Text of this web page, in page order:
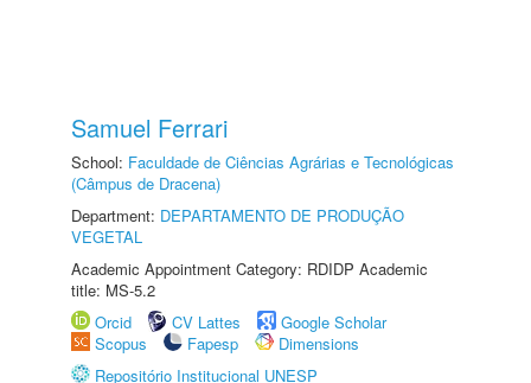
Samuel Ferrari
School: Faculdade de Ciências Agrárias e Tecnológicas
(Câmpus de Dracena)
Department: DEPARTAMENTO DE PRODUÇÃO
VEGETAL
Academic Appointment Category: RDIDP Academic
title: MS-5.2
Orcid
CV Lattes
Google Scholar
Scopus
Fapesp
Dimensions
Repositório Institucional UNESP